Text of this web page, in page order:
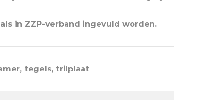
in ZZP-verband ingevuld worden.
tegels, trilplaat